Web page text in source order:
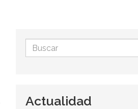
Formulario
de
Actualidad